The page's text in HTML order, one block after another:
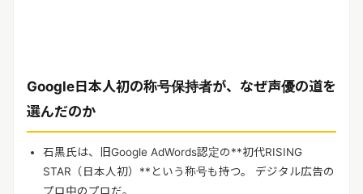
Google 日本人初の称号保持者が、なぜ声優の道を
選んだのか
石黒氏は、旧Google AdWords認定の**初代RISING
STAR （日本人初） ** という称号も持つ。 デジタル広告の
プロ中のプロだ。